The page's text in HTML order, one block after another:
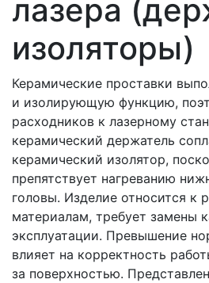
лазера
изоляторы)
Керамические проставки
и изолирующую функцию,
расходников к лазерному
керамический держатель
керамический изолятор,
препятствует нагреванию
головы. Изделие относится к
материалам, требует замены
эксплуатации. Превышение
влияет на корректность
за поверхностью.